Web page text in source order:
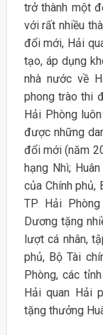
trở thành một
với rất nhiều
đổi mới, Hải
tạo, áp dụng
nhà nước về
phong trào thi
Hải Phòng
được những
đổi mới (năm
hạng Nhì;
của Chính phủ,
TP Hải
Dương tặng
lượt cá nhân,
phủ, Bộ Tài
Phòng, các
Hải quan Hải
tặng thưởng